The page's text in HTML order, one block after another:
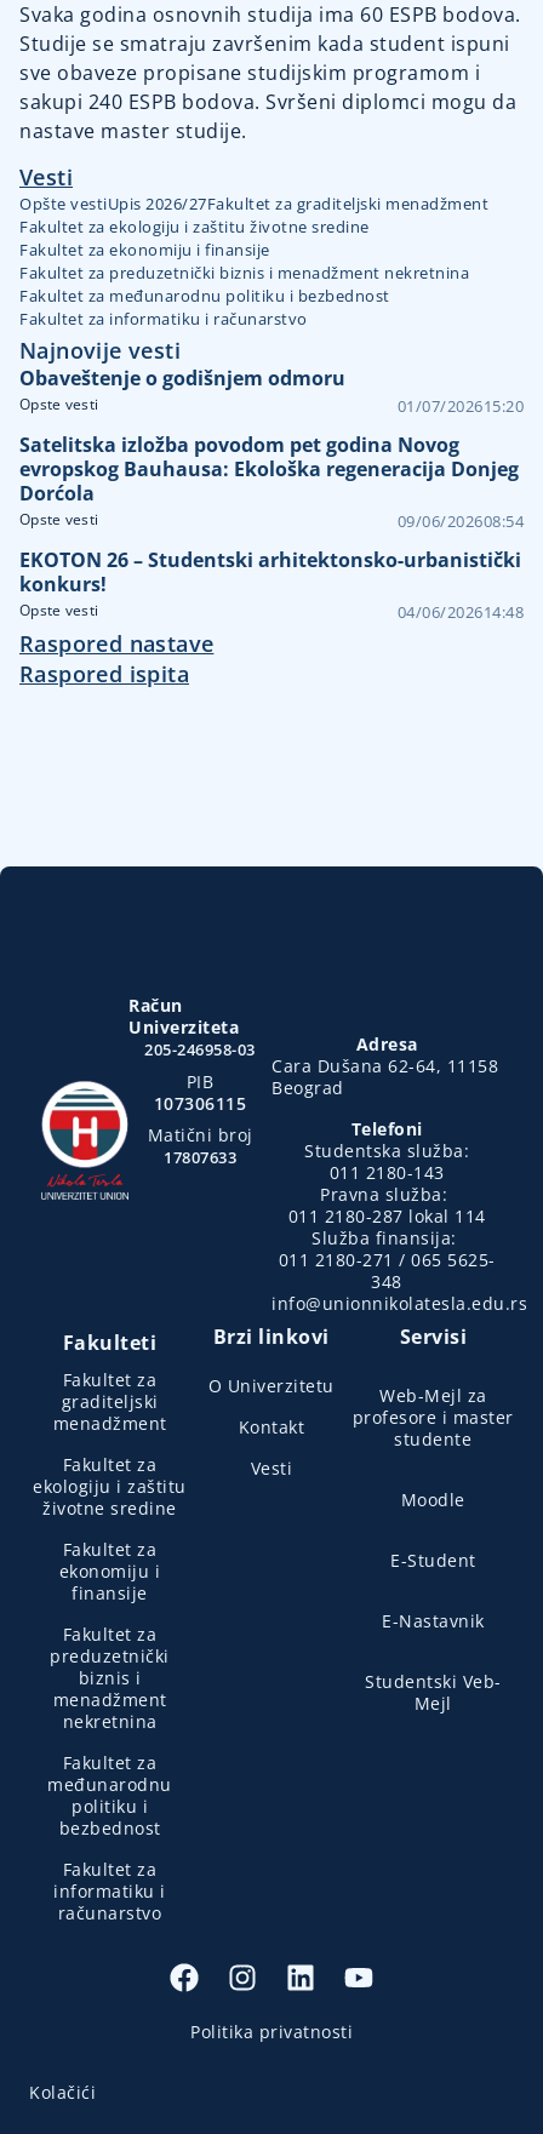
Svaka godina osnovnih studija ima 60 ESPB bodova.
Studije se smatraju završenim kada student ispuni
sve obaveze propisane studijskim programom i
sakupi 240 ESPB bodova. Svršeni diplomci mogu da
nastave master studije.
Vesti
Opšte vestiUpis 2026/27Fakultet za graditeljski menadžment
Fakultet za ekologiju i zaštitu životne sredine
Fakultet za ekonomiju i finansije
Fakultet za preduzetnički biznis i menadžment nekretnina
Fakultet za međunarodnu politiku i bezbednost
Fakultet za informatiku i računarstvo
Najnovije vesti
Obaveštenje o godišnjem odmoru
Opste vesti 01/07/202615:20
Satelitska izložba povodom pet godina Novog
evropskog Bauhausa: Ekološka regeneracija Donjeg
Dorćola
Opste vesti 09/06/202608:54
EKOTON 26 – Studentski arhitektonsko-urbanistički
konkurs!
Opste vesti 04/06/202614:48
Raspored nastave
Raspored ispita
Račun
Univerziteta
205-246958-03
PIB
107306115
Matični broj
17807633
Adresa
Cara Dušana 62-64, 11158
Beograd
Telefoni
Studentska služba:
011 2180-143
Pravna služba:
011 2180-287 lokal 114
Služba finansija:
011 2180-271 / 065 5625-
348
info@unionnikolatesla.edu.rs
Fakulteti
Fakultet za
graditeljski
menadžment
Fakultet za
ekologiju i zaštitu
životne sredine
Fakultet za
ekonomiju i
finansije
Fakultet za
preduzetnički
biznis i
menadžment
nekretnina
Fakultet za
međunarodnu
politiku i
bezbednost
Fakultet za
informatiku i
računarstvo
Brzi linkovi
O Univerzitetu
Kontakt
Vesti
Servisi
Web-Mejl za
profesore i master
studente
Moodle
E-Student
E-Nastavnik
Studentski Veb-
Mejl
Politika privatnosti
Kolačići